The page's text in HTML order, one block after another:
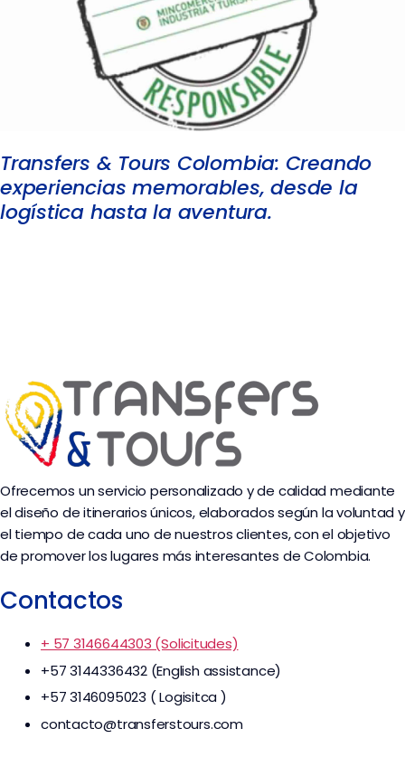
Transfers & Tours Colombia: Creando
experiencias memorables, desde la
logística hasta la aventura.
Ofrecemos un servicio personalizado y de calidad mediante
el diseño de itinerarios únicos, elaborados según la voluntad y
el tiempo de cada uno de nuestros clientes, con el objetivo
de promover los lugares más interesantes de Colombia.
Contactos
+ 57 3146644303 (Solicitudes)
+57 3144336432 (English assistance)
+57 3146095023 ( Logisitca )
contacto@transferstours.com